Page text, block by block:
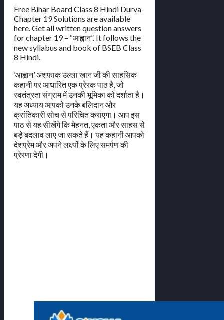
Free Bihar Board Class 8 Hindi Durva
Chapter 19 Solutions are available
here. Get all written question answers
for chapter 19 – “आह्वान”. It follows the
new syllabus and book of BSEB Class
8 Hindi.
‘आह्वान’ अशफाक उल्ला खान जी की साहसिक
कहानी पर आधारित एक प्रेरक पाठ है, जो
स्वतंत्रता संग्राम में उनकी भूमिका को दर्शाता है।
यह अध्याय आपको उनके बलिदान और
क्रांतिकारी सोच से परिचित कराएगा। आप इस
पाठ से यह सीखेंगे कि मेहनत, एकता और साहस से
बड़े बदलाव लाए जा सकते हैं। यह कहानी आपको
देशप्रेम और अपने लक्ष्यों के लिए समर्पण की
प्रेरणा देगी।